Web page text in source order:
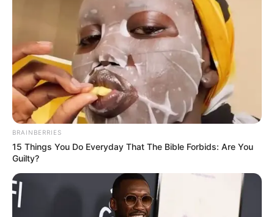
BRAINBERRIES
15 Things You Do Everyday That The Bible Forbids: Are You
Guilty?